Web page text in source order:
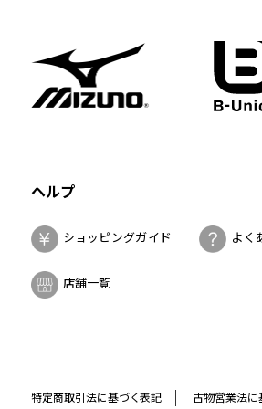
ヘルプ
ショッピングガイド よく
店舗一覧
特定商取引法に基づく表記 古物営業法に